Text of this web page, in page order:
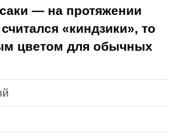
— на протяжении
«киндзики», то
цветом для обычных